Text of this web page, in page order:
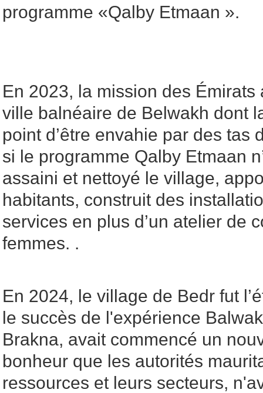
programme «Qalby Etmaan ».
En 2023, la mission des
ville balnéaire de Belwakh dont
point d’être envahie par des tas
si le programme Qalby Etmaan
assaini et nettoyé le village,
habitants, construit des
services en plus d’un atelier de
femmes. .
En 2024, le village de Bedr fut
le succès de l'expérience
Brakna, avait commencé un
bonheur que les autorités
ressources et leurs secteurs,